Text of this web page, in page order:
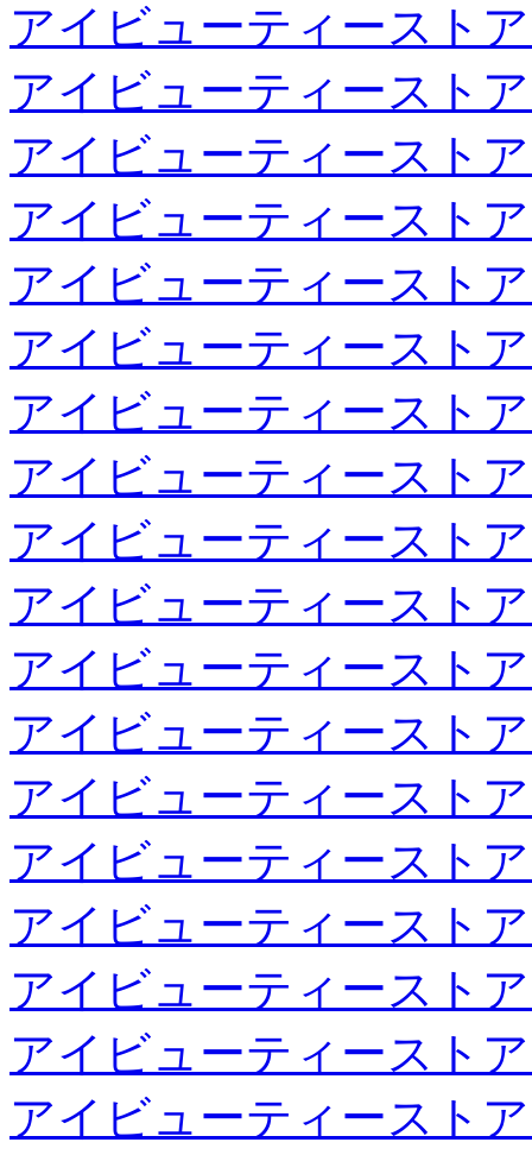
アイビューティースト
アイビューティースト
アイビューティースト
アイビューティースト
アイビューティースト
アイビューティースト
アイビューティースト
アイビューティースト
アイビューティースト
アイビューティースト
アイビューティースト
アイビューティースト
アイビューティースト
アイビューティースト
アイビューティースト
アイビューティースト
アイビューティースト
アイビューティースト